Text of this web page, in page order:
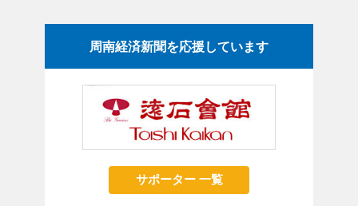
周南経済新聞を応援しています
サポーター 一覧